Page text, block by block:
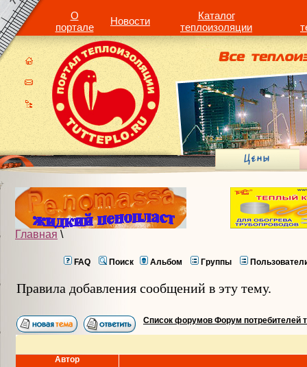
О
портале
Новости
Каталог
теплоизоляции
Главная \
FAQ Поиск Альбом Группы
Правила добавления сообщений в эту тему.
Список форумов Форум потребителей
Автор